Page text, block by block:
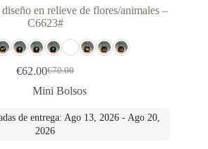
en relieve de flores/animales –
C6623#
€70.00
El
precio
era:
€70.00.
€62.00El
precio
es:
€62.00.
Mini Bolsos
de entrega: Ago 13, 2026 - Ago 20,
2026